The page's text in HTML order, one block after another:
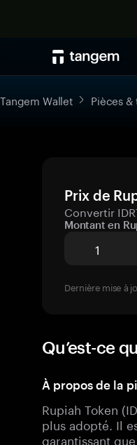
Tangem Wallet Pièces
Prix de
Convertir
Montant en
Dernière mise à
Qu’est-ce
À propos de la
Rupiah Token
plus adopté. Il
garantissant